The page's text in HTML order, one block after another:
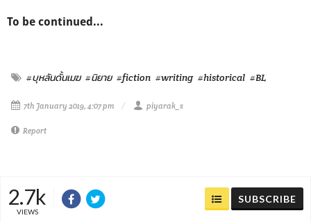
To be continued...
#บุหลันดั้นเมฆ #นิยาย #fiction #writing #historical #BL
7th January 2019, 4:07 pm piyarak_s
Report
2.7k
VIEWS
SUBSCRIBE